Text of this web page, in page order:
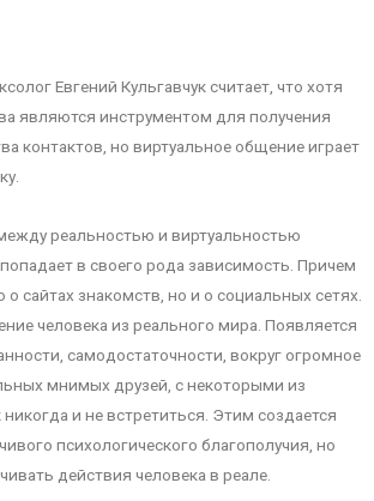
Евгений Кульгавчук считает, что хотя
являются инструментом для получения
контактов, но виртуальное общение играет
реальностью и виртуальностью
в своего рода зависимость. Причем
о сайтах знакомств, но и о социальных сетях.
человека из реального мира. Появляется
самодостаточности, вокруг огромное
мнимых друзей, с некоторыми из
и не встретиться. Этим создается
психологического благополучия, но
действия человека в реале.